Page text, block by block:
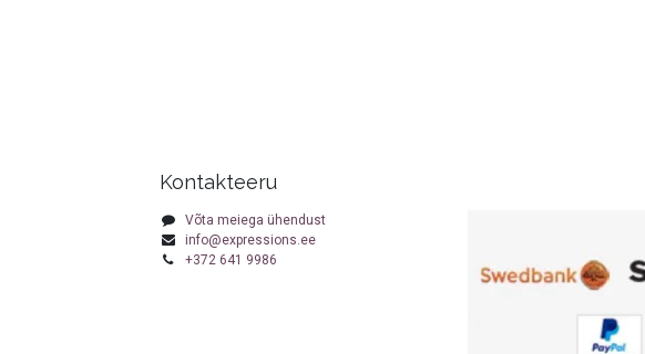
Kontakteeru
Võta meiega ühendust
info@expressions.ee
+372 641 9986